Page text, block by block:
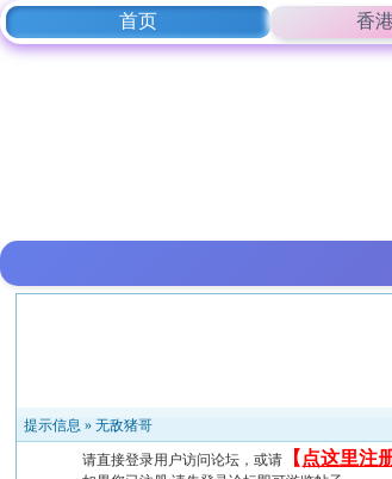
首页 香
提示信息 »无敌猪哥
请直接登录用户访问论坛，或请 【 点这里注